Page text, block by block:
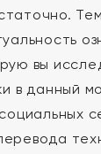
вы
в данный